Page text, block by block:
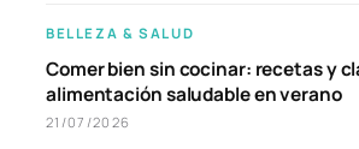
BELLEZA & SALUD
Comer bien sin cocinar: recetas y
alimentación saludable en verano
21/07/2026